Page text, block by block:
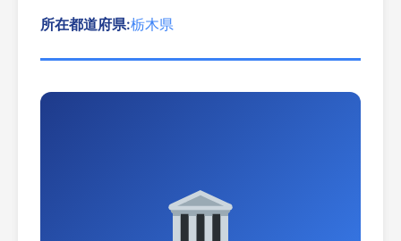
所在都道府県:栃木県